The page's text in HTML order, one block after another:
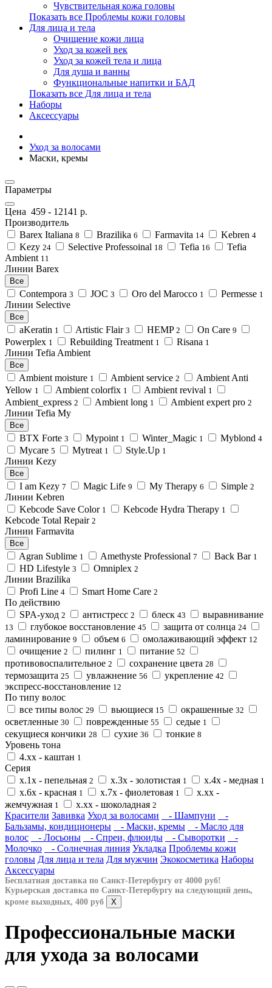
Чувствительная кожа головы
Показать все Проблемы кожи головы
Для лица и тела
Очищение кожи лица
Уход за кожей век
Уход за кожей тела и лица
Для душа и ванны
Функциональные напитки и БАД
Показать все Для лица и тела
Наборы
Аксессуары
Уход за волосами
Маски, кремы
Параметры
Цена 459 - 12141 р.
Производитель
Barex Italiana 8 Brazilika 6 Farmavita 14 Kebren 4
Kezy 24 Selective Professoinal 18 Tefia 16
Tefia
Ambient 11
Линии Barex
Все
Contempora 3 JOC 3 Oro del Marocco 1 Permesse 1
Линии Selective
Все
aKeratin 1 Artistic Flair 3 HEMP 2 On Care 9
Powerplex 1 Rebuilding Treatment 1 Risana 1
Линии Tefia Ambient
Все
Ambient moisture 1 Ambient service 2
Ambient Anti
Yellow 1 Ambient colorfix 1 Ambient revival 1
Ambient_express 2 Ambient long 1 Ambient expert pro 2
Линии Tefia My
Все
BTX Forte 3 Mypoint 1 Winter_Magic 1 Myblond 4
Mycare 5 Mytreat 1 Style.Up 1
Линии Kezy
Все
I am Kezy 7 Magic Life 9 My Therapy 6 Simple 2
Линии Kebren
Kebcode Save Color 1 Kebcode Hydra Therapy 1
Kebcode Total Repair 2
Линии Farmavita
Все
Agran Sublime 1 Amethyste Professional 7 Back Bar 1
HD Lifestyle 3 Omniplex 2
Линии Brazilika
Profi Line 4 Smart Home Care 2
По действию
SPA-уход 2 антистресс 2 блеск 43 выравнивание
13 глубокое восстановление 45 защита от солнца 24
ламинирование 9 объем 6 омолаживающий эффект 12
очищение 2 пилинг 1 питание 52
противовоспалительное 2 сохранение цвета 28
термозащита 25 увлажнение 56 укрепление 42
экспресс-восстановление 12
По типу волос
все типы волос 29 вьющиеся 15 окрашенные 32
осветленные 30 поврежденные 55 седые 1
секущиеся кончики 28 сухие 36 тонкие 8
Уровень тона
4.хх - каштан 1
Серия
х.1х - пепельная 2 х.3х - золотистая 1 х.4х - медная 1
х.6х - красная 1 х.7х - фиолетовая 1
х.хх -
жемчужная 1 х.хх - шоколадная 2
Красители Завивка Уход за волосами - Шампуни
-
Бальзамы, кондиционеры
- Маски, кремы
- Масло для
волос
- Лосьоны - Спреи, флюиды - Сыворотки
-
Молочко
- Солнечная линия Укладка Проблемы кожи
головы Для лица и тела Для мужчин Экокосметика Наборы
Аксессуары
Бесплатная доставка по Санкт-Петербургу от 4000 руб!
Курьерская доставка по Санкт-Петербургу на следующий день,
кроме выходных, 400 руб
X
Профессиональные маски
для ухода за волосами